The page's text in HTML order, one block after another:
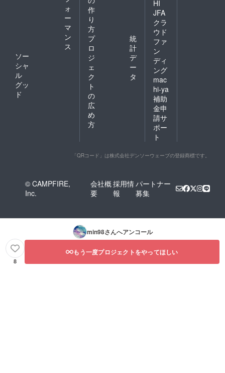
ォ
ー
マ
ン
ス
ソー
シャ
ル
グッ
ド
作
り
方
プ
ロ
ジ
ェ
ク
ト
の
広
め
方
統
計
デ
ー
タ
HI
JFA
クラ
ウド
ファ
ン
ディ
ング
mac
hi-ya
補助
金申
請サ
ポー
ト
「QRコード」は株式会社デンソーウェーブの登録商標です。
© CAMPFIRE,
Inc.
会社概
要
採用情
報
パートナー
募集
min98さんへアンコール
8
もう一度プロジェクトをやってほしい